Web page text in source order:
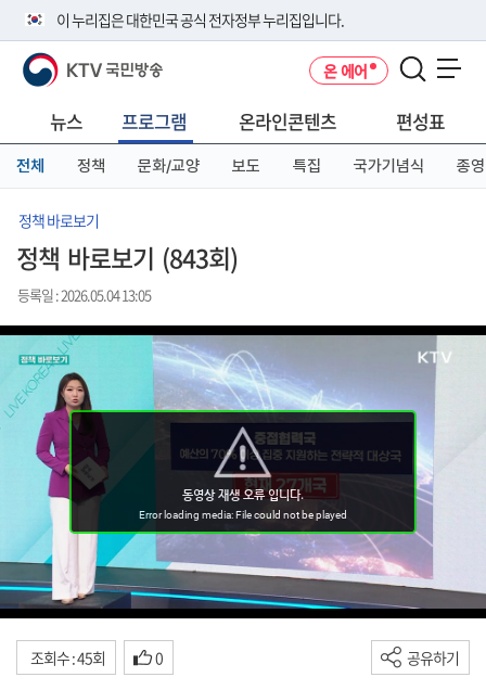
이 누리집은 대한민국 공식 전자정부 누리집입니다.
공식 누리집 주소 확인하기
니다.
이밖에 or.kr 또는 .kr등 다른 도메인 주소를 사용하고 있다면 아래 URL에
서 도메인 주소를 확인해 보세요
KTV 국민방송 온 에어
뉴스 프로그램 온라인콘텐츠 편성표
전체 정책 문화/교양 보도 특집 국가기념식 종영
정책 바로보기
정책 바로보기 (843회)
등록일 : 2026.05.04 13:05
조회수 : 45회 0 공유하기